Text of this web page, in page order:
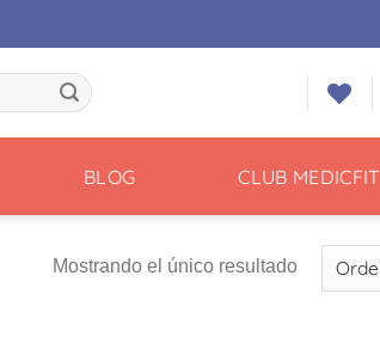
BLOG CLUB MEDICFIT
Mostrando el único resultado